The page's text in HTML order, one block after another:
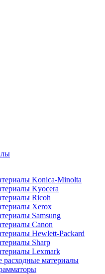
Konica-Minolta
Kyocera
Ricoh
Xerox
Samsung
Canon
Hewlett-Packard
Sharp
Lexmark
материалы